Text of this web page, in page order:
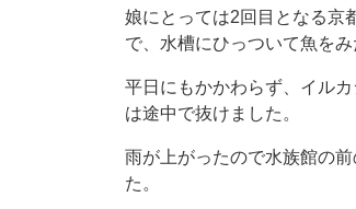
娘にとっては2回目となる京
で、水槽にひっついて魚を
平日にもかかわらず、イル
は途中で抜けました。
雨が上がったので水族館の
た。